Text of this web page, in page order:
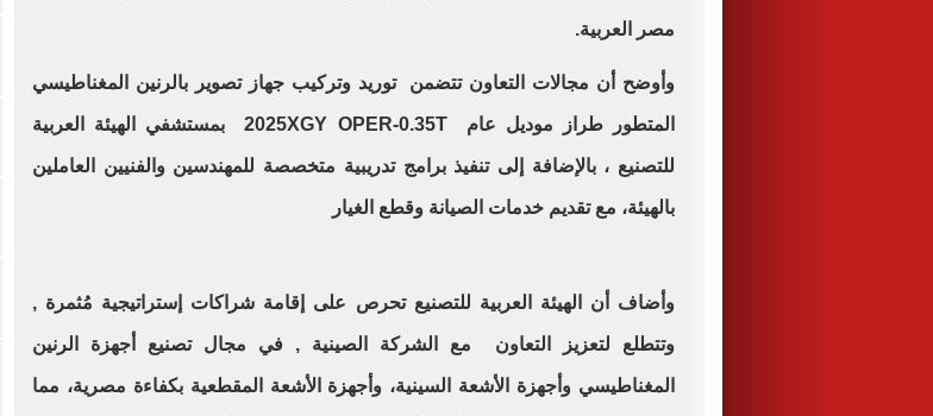
مصر العربية.
وأوضح أن مجالات التعاون تتضمن توريد وتركيب جهاز تصوير بالرنين المغناطيسي
المتطور طراز موديل عام 2025XGY OPER-0.35T بمستشفي الهيئة العربية
للتصنيع ، بالإضافة إلى تنفيذ برامج تدريبية متخصصة للمهندسين والفنيين العاملين
بالهيئة، مع تقديم خدمات الصيانة وقطع الغيار
وأضاف أن الهيئة العربية للتصنيع تحرص على إقامة شراكات إستراتيجية مُثمرة ,
وتتطلع لتعزيز التعاون مع الشركة الصينية , في مجال تصنيع أجهزة الرنين
المغناطيسي وأجهزة الأشعة السينية، وأجهزة الأشعة المقطعية بكفاءة مصرية، مما